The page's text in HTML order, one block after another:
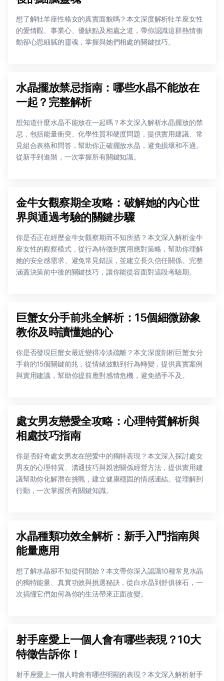
想了解牡羊座性格女的真實面貌嗎？本文深度解析牡羊座女性
的愛情觀、事業心、優缺點及相處之道，帶你認識這群熱情衝
動卻心思細膩的靈魂，掌握與她們相處的關鍵技巧。
水晶擺放禁忌指南：哪些水晶不能放在
一起？完整解析
想知道什麼水晶不能放在一起嗎？本文深入解析水晶擺放的禁
忌，包括能量衝突、化學性質和硬度問題，提供實用建議、常
見組合表格和問答，幫助你正確擺放水晶，避免損壞和不適。
從新手到進階，一次掌握所有關鍵知識。
金牛女觀察期全攻略：破解她的內心世
界與通過考驗的關鍵步驟
你是否正在經歷金牛女觀察期而不知所措？本文深入解析金牛
座女性的觀察模式，從行為特徵到實用應對策略，幫助你理解
她的安全感需求、避免常見錯誤，並建立長久信任關係。完整
涵蓋決策前中後的關鍵技巧，讓你能從容面對這段考驗期。
巨蟹女分手前兆全解析：15個細微跡象
教你及時讀懂她的心
你是否發現巨蟹女最近變得冷淡疏離？本文深度剖析巨蟹女分
手前的15個關鍵前兆，從情緒波動到行為轉變，提供真實案例
與實用建議，幫助你提前應對感情危機，避免措手不及。
處女男友戀愛全攻略：心理特質解析與
相處技巧指南
你是否好奇處女男友在戀愛中的獨特表現？本文深入探討處女
男友的心理特質、溝通技巧與親密關係經營方法，提供實用建
議幫助你化解潛在挑戰，建立健康穩固的情感連結。從理解到
行動，一次掌握所有關鍵知識。
水晶種類功效全解析：新手入門指南與
能量應用
想了解水晶卻不知從何開始？本文帶你深入認識10種常見水晶
的獨特能量、真實功效與挑選秘訣，從白水晶到舒俱徠石，一
次搞懂它們如何為你的生活帶來正面改變。
射手座愛上一個人會有哪些表現？10大
特徵告訴你！
射手座愛上一個人時會有哪些明顯的表現？本文深入解析射手